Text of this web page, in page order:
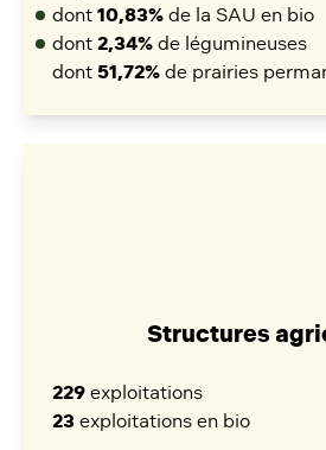
dont 10,83% de la SAU en bio
dont 2,34% de légumineuses
dont 51,72% de prairies
Structures
229 exploitations
23 exploitations en bio